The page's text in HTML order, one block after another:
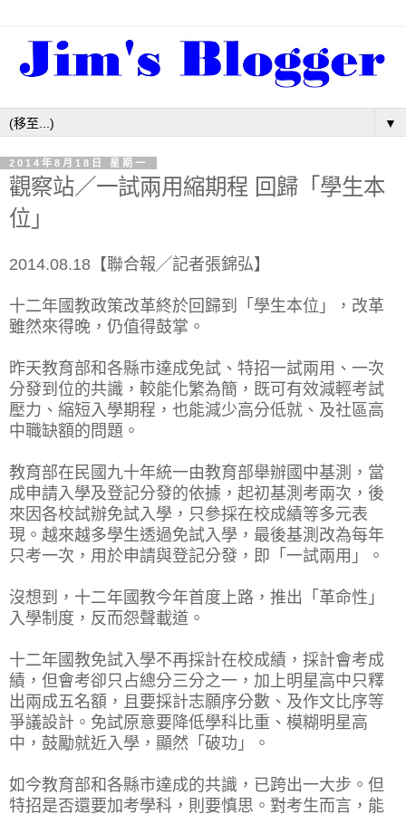
▼
2014年8月18日 星期一
觀察站／一試兩用縮期程 回歸「學生本
位」
2014.08.18【聯合報╱記者張錦弘】
十二年國教政策改革終於回歸到「學生本位」，改革
雖然來得晚，仍值得鼓掌。
昨天教育部和各縣市達成免試、特招一試兩用、一次
分發到位的共識，較能化繁為簡，既可有效減輕考試
壓力、縮短入學期程，也能減少高分低就、及社區高
中職缺額的問題。
教育部在民國九十年統一由教育部舉辦國中基測，當
成申請入學及登記分發的依據，起初基測考兩次，後
來因各校試辦免試入學，只參採在校成績等多元表
現。越來越多學生透過免試入學，最後基測改為每年
只考一次，用於申請與登記分發，即「一試兩用」。
沒想到，十二年國教今年首度上路，推出「革命性」
入學制度，反而怨聲載道。
十二年國教免試入學不再採計在校成績，採計會考成
績，但會考卻只占總分三分之一，加上明星高中只釋
出兩成五名額，且要採計志願序分數、及作文比序等
爭議設計。免試原意要降低學科比重、模糊明星高
中，鼓勵就近入學，顯然「破功」。
如今教育部和各縣市達成的共識，已跨出一大步。但
特招是否還要加考學科，則要慎思。對考生而言，能